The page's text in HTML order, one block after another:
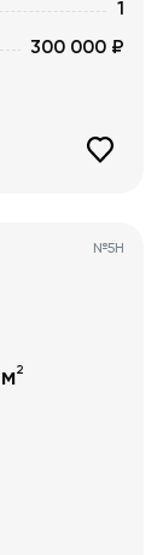
1
300 000 ₽
№5Н
м2